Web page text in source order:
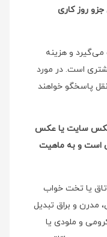
روز کاری
و هزینه
است. در مورد
پاسخگو خواهند
عکس سایت یا عکس
۲۰ درصد طبیعی است و به ماهیت
یا تخت خواب
مدرن و براق تبدیل
و ملودی یا